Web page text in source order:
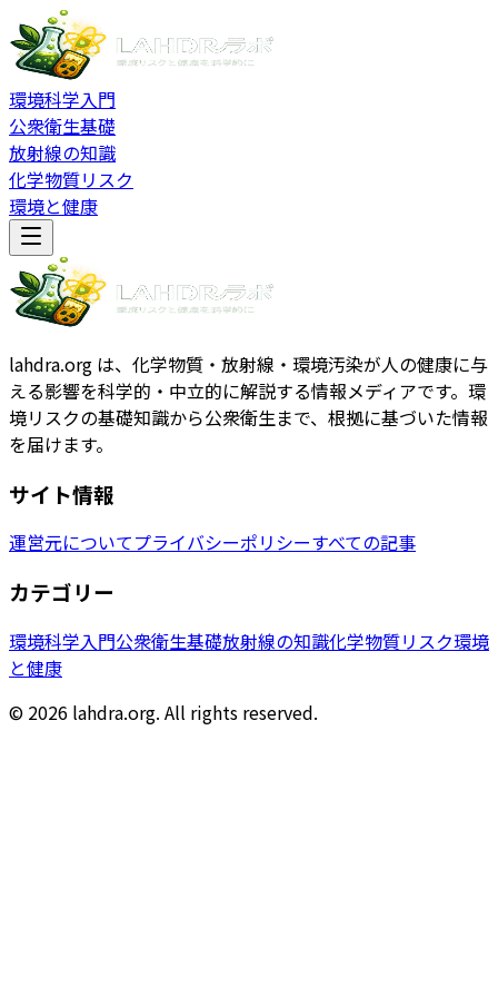
環境科学入門
公衆衛生基礎
放射線の知識
化学物質リスク
環境と健康
lahdra.org は、化学物質・放射線・環境汚染が人の健康に与
える影響を科学的・中立的に解説する情報メディアです。環
境リスクの基礎知識から公衆衛生まで、根拠に基づいた情報
を届けます。
サイト情報
運営元についてプライバシーポリシーすべての記事
カテゴリー
環境科学入門公衆衛生基礎放射線の知識化学物質リスク環境
と健康
© 2026 lahdra.org. All rights reserved.